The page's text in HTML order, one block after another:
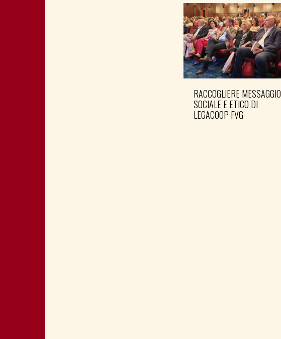
RACCOGLIERE MESSAGGIO
SOCIALE E ETICO DI
LEGACOOP FVG